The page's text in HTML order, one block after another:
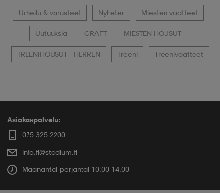
Urheilu & varusteet Nyheter Miesten vaatteet
Uutuuksia CRAFT MIESTEN HOUSUT
TREENIHOUSUT - HERREN Treeni Treenivaatteet
Asiakaspalvelu:
075 325 2200
info.fi@stadium.fi
Maanantai-perjantai 10.00-14.00